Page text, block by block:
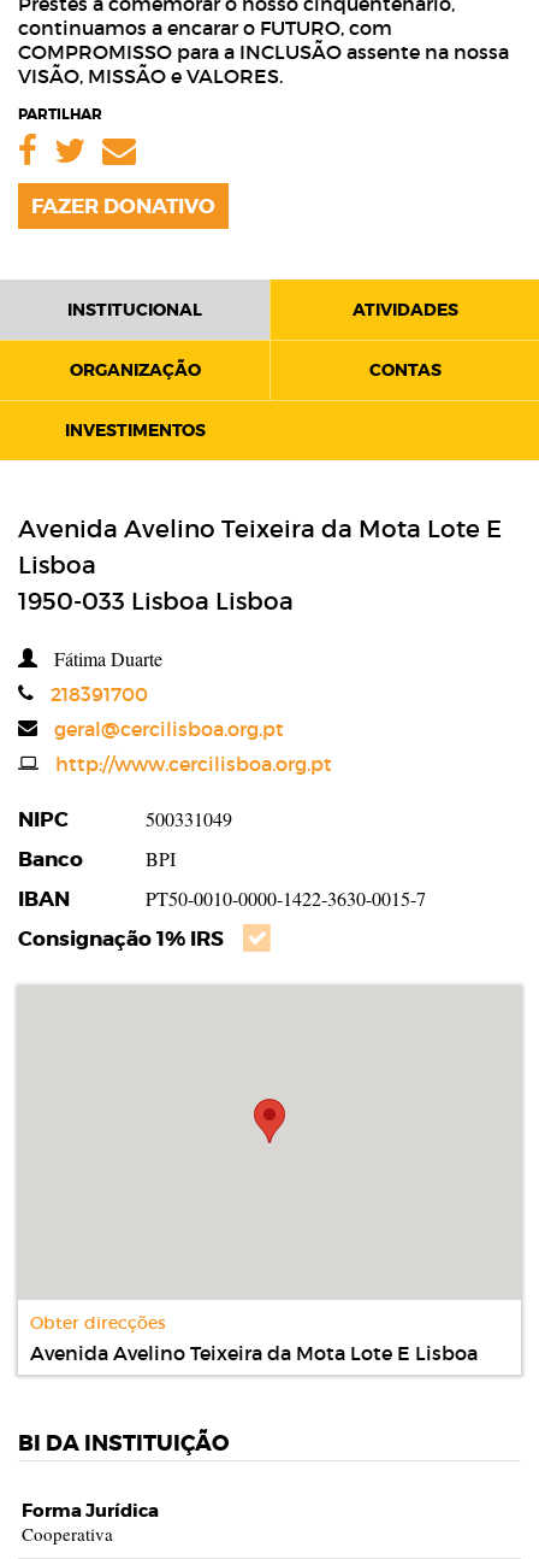
continuamos a encarar o FUTURO, com
COMPROMISSO para a INCLUSÃO assente na nossa
VISÃO, MISSÃO e VALORES.
PARTILHAR
Facebook
Twitter
Email
FAZER DONATIVO
INSTITUCIONAL ATIVIDADES
ORGANIZAÇÃO CONTAS
INVESTIMENTOS
Avenida Avelino Teixeira da Mota Lote E
Lisboa
1950-033 Lisboa Lisboa
Fátima Duarte
Telefone
218391700
Emailgeral@cercilisboa.org.pt
Websitehttp://www.cercilisboa.org.pt
NIPC 500331049
Banco BPI
IBAN PT50-0010-0000-1422-3630-0015-7
Consignação 1% IRS
Obter direcções
Avenida Avelino Teixeira da Mota Lote E Lisboa
BI DA INSTITUIÇÃO
Forma Jurídica
Cooperativa